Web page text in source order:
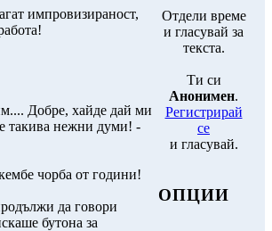
импровизираност,
Добре, хайде дай ми
такива нежни думи! -
чорба от години!
да говори
бутона за
Отдели време
и гласувай за
текста.
Ти си
Анонимен.
Регистрирай
се
и гласувай.
ОПЦИИ